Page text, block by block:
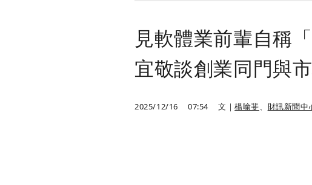
見軟體業前輩自稱
宜敬談創業同門與
2025/12/16 07:54 文｜楊喻斐、 財訊新聞中